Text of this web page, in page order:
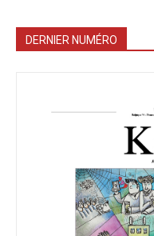
DERNIER NUMÉRO